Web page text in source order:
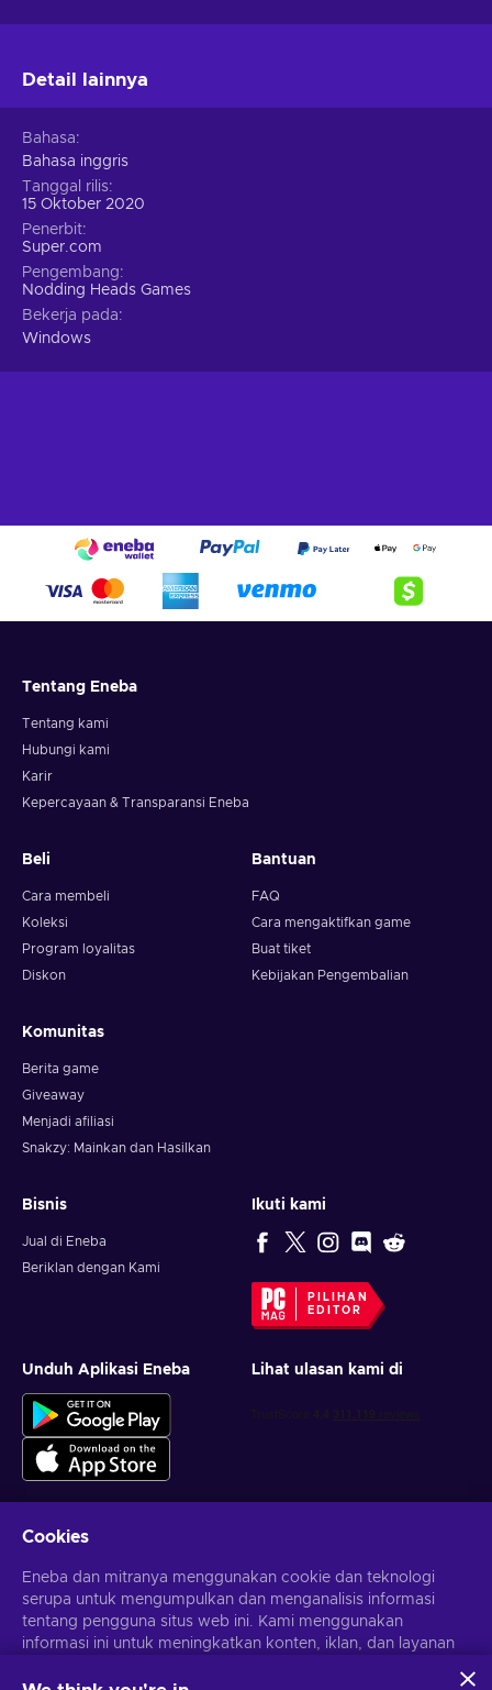
Detail lainnya
Bahasa
Bahasa inggris
Tanggal rilis
15 Oktober 2020
Penerbit
Super.com
Pengembang
Nodding Heads Games
Bekerja pada
Windows
Tentang Eneba
Tentang kami
Hubungi kami
Karir
Kepercayaan & Transparansi Eneba
Beli
Cara membeli
Koleksi
Program loyalitas
Diskon
Bantuan
FAQ
Cara mengaktifkan game
Buat tiket
Kebijakan Pengembalian
Komunitas
Berita game
Giveaway
Menjadi afiliasi
Snakzy: Mainkan dan Hasilkan
Bisnis
Jual di Eneba
Beriklan dengan Kami
Ikuti kami
PILIHAN
EDITOR
Unduh Aplikasi Eneba Lihat ulasan kami di
Berlangganan
Kamu dapat berhenti berlangganan kapan saja. Kunjungi
Cookies
Eneba dan mitranya menggunakan cookie dan teknologi
serupa untuk mengumpulkan dan menganalisis informasi
tentang pengguna situs web ini. Kami menggunakan
informasi ini untuk meningkatkan konten, iklan, dan layanan